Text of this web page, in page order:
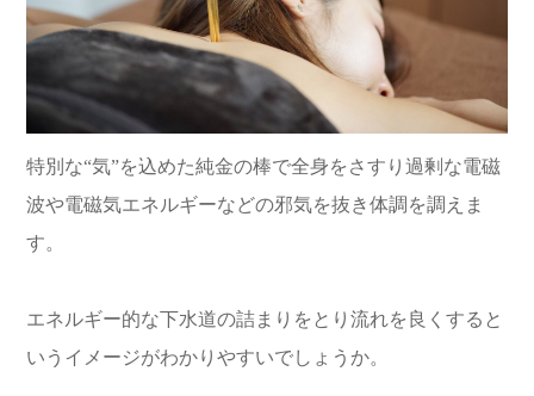
特別な“気”を込めた純金の棒で全身をさすり過剰な電磁
波や電磁気エネルギーなどの邪気を抜き体調を調えま
す。
エネルギー的な下水道の詰まりをとり流れを良くすると
いうイメージがわかりやすいでしょうか。